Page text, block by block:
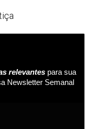
relevantes para sua
Newsletter Semanal